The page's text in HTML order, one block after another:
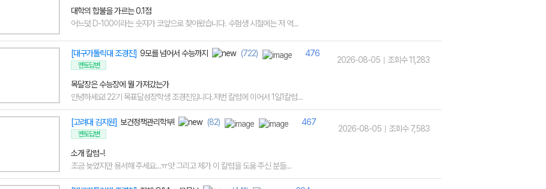
대학의 합불을 가르는 0.1점
어느덧 D-100이라는 숫자가 코앞으로 찾아왔습니다. 수험생 시절에는 저 역...
[대구가톨릭대 조경진] 9모를 넘어서 수능까지 (722) 476
멘토답변
목달장은 수능장에 뭘 가져갔는가
안녕하세요! 22기 목표달성장학생 조경진입니다.저번 칼럼에 이어서 1일1칼럼...
2026-08-05 조회수 11,283
[고려대 김지원] 보건정책관리학부! (82) 467
멘토답변
소개 칼럼~!
조금 늦었지만 용서해 주세요...ㅠ앗 그리고 제가 이 칼럼을 도움 주신 분들...
2026-08-05 조회수 7,583